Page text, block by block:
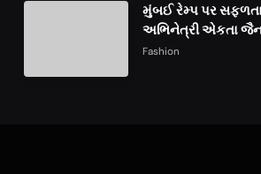
મુંબઈ રેમ્પ પર
અભિનેત્રી એકતા
વીકમાં પોતાની
Fashion